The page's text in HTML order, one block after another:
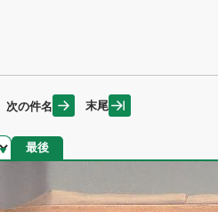
次の件名 末尾
最後